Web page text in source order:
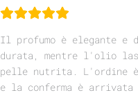
Il profumo è elegante e
durata, mentre l'olio
pelle nutrita. L'ordine
e la conferma è arrivata